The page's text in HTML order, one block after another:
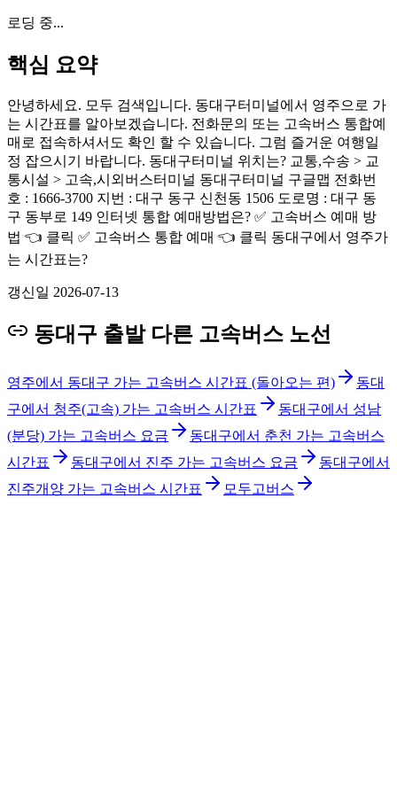
로딩 중...
핵심 요약
안녕하세요. 모두 검색입니다. 동대구터미널에서 영주으로 가
는 시간표를 알아보겠습니다. 전화문의 또는 고속버스 통합예
매로 접속하셔서도 확인 할 수 있습니다. 그럼 즐거운 여행일
정 잡으시기 바랍니다. 동대구터미널 위치는? 교통,수송 > 교
통시설 > 고속,시외버스터미널 동대구터미널 구글맵 전화번
호 : 1666-3700 지번 : 대구 동구 신천동 1506 도로명 : 대구 동
구 동부로 149 인터넷 통합 예매방법은? ✅ 고속버스 예매 방
법 👈 클릭 ✅ 고속버스 통합 예매 👈 클릭 동대구에서 영주가
는 시간표는?
갱신일 2026-07-13
동대구 출발 다른 고속버스 노선
영주에서 동대구 가는 고속버스 시간표 (돌아오는 편)
동대
구에서 청주(고속) 가는 고속버스 시간표
동대구에서 성남
(분당) 가는 고속버스 요금
동대구에서 춘천 가는 고속버스
시간표
동대구에서 진주 가는 고속버스 요금
동대구에서
진주개양 가는 고속버스 시간표
모두고버스